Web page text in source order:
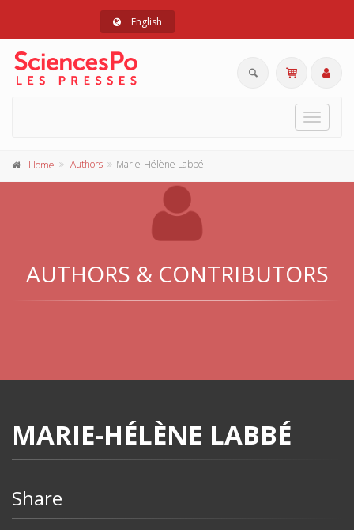
English
Toggle
Home Authors Marie-Hélène Labbé
AUTHORS & CONTRIBUTORS
MARIE-HÉLÈNE LABBÉ
Share